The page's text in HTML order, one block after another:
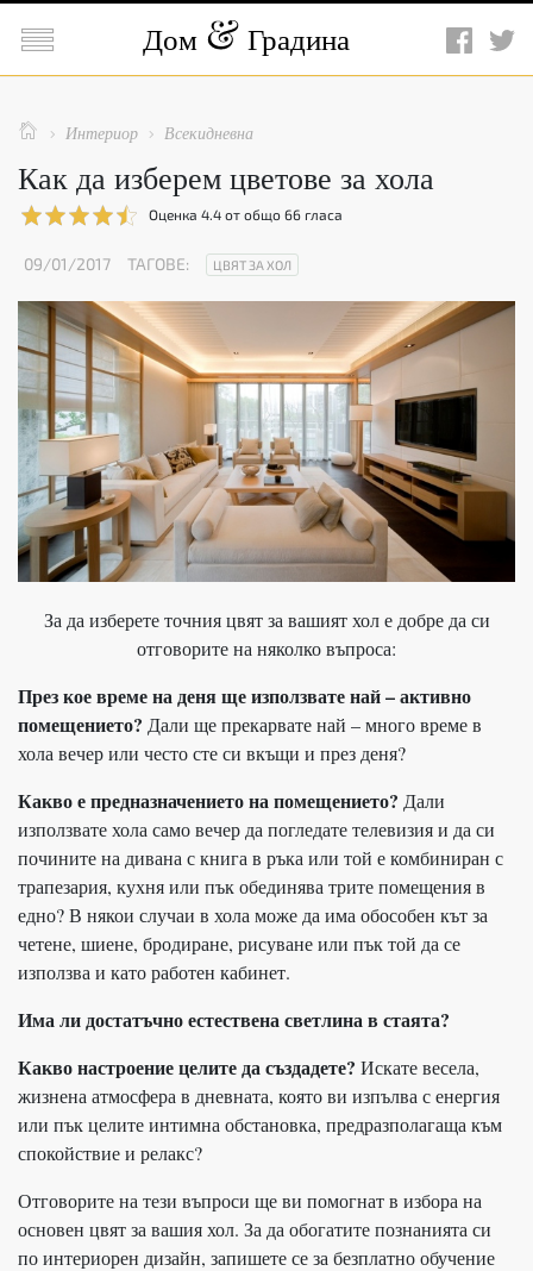
 Дом Градина
  Интериор  Всекидневна
Как да изберем цветове за хола
Оценка 4.4 от общо 66 гласа
09/01/2017 ТАГОВЕ: ЦВЯТ ЗА ХОЛ
За да изберете точния цвят за вашият хол е добре да си
отговорите на няколко въпроса:
През кое време на деня ще използвате най – активно
помещението? Дали ще прекарвате най – много време в
хола вечер или често сте си вкъщи и през деня?
Какво е предназначението на помещението? Дали
използвате хола само вечер да погледате телевизия и да си
почините на дивана с книга в ръка или той е комбиниран с
трапезария, кухня или пък обединява трите помещения в
едно? В някои случаи в хола може да има обособен кът за
четене, шиене, бродиране, рисуване или пък той да се
използва и като работен кабинет.
Има ли достатъчно естествена светлина в стаята?
Какво настроение целите да създадете? Искате весела,
жизнена атмосфера в дневната, която ви изпълва с енергия
или пък целите интимна обстановка, предразполагаща към
спокойствие и релакс?
Отговорите на тези въпроси ще ви помогнат в избора на
основен цвят за вашия хол. За да обогатите познанията си
по интериорен дизайн, запишете се за безплатно обучение